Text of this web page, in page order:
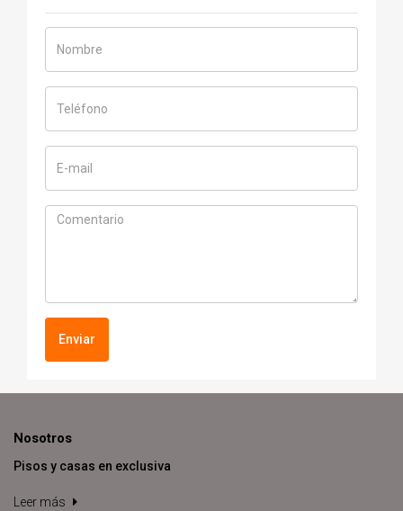
Enviar
Nosotros
Pisos y casas en exclusiva
Leer más